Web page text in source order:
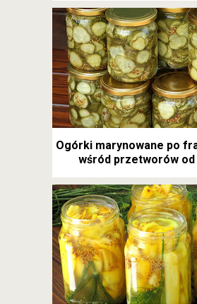
Ogórki marynowane po
wśród przetworów od